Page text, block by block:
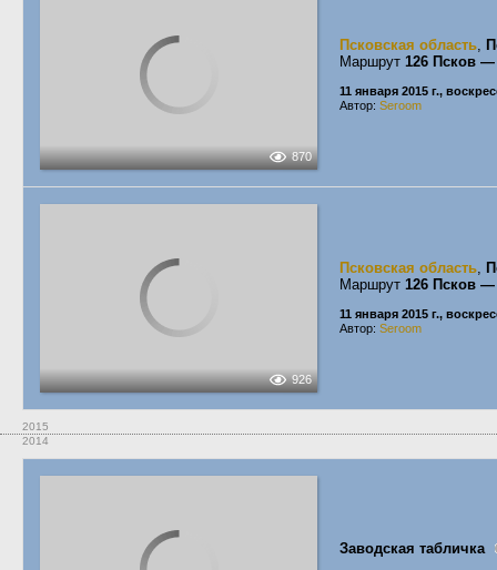
870
Псковская область,
Маршрут 126 Псков
11 января 2015 г.,
Автор: Seroom
926
Псковская область,
Маршрут 126 Псков
11 января 2015 г.,
Автор: Seroom
2015
2014
Заводская табличка